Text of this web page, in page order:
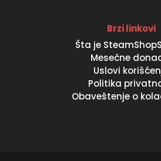
Brzi linkovi
Šta je
Mesečne
Uslovi
Politika
Obaveštenje o